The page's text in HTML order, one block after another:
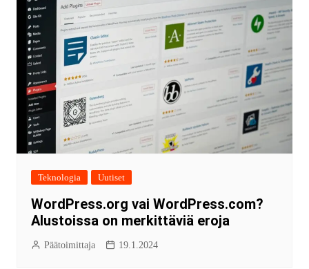
Teknologia Uutiset
WordPress.org vai WordPress.com?
Alustoissa on merkittäviä eroja
Päätoimittaja 19.1.2024